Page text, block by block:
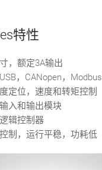
特性
，额定3A输出
，CANopen，
定位，速度和转矩控制
入和输出模块
辑控制器
制，运行平稳，功耗低